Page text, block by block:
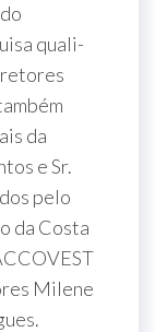
quali-
da
e Sr.
pelo
da Costa
Milene